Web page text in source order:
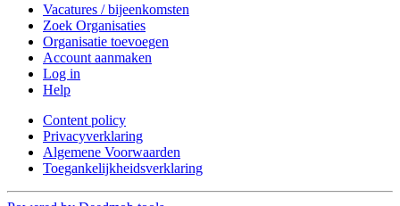
Vacatures / bijeenkomsten
Zoek Organisaties
Organisatie toevoegen
Account aanmaken
Log in
Help
Content policy
Privacyverklaring
Algemene Voorwaarden
Toegankelijkheidsverklaring